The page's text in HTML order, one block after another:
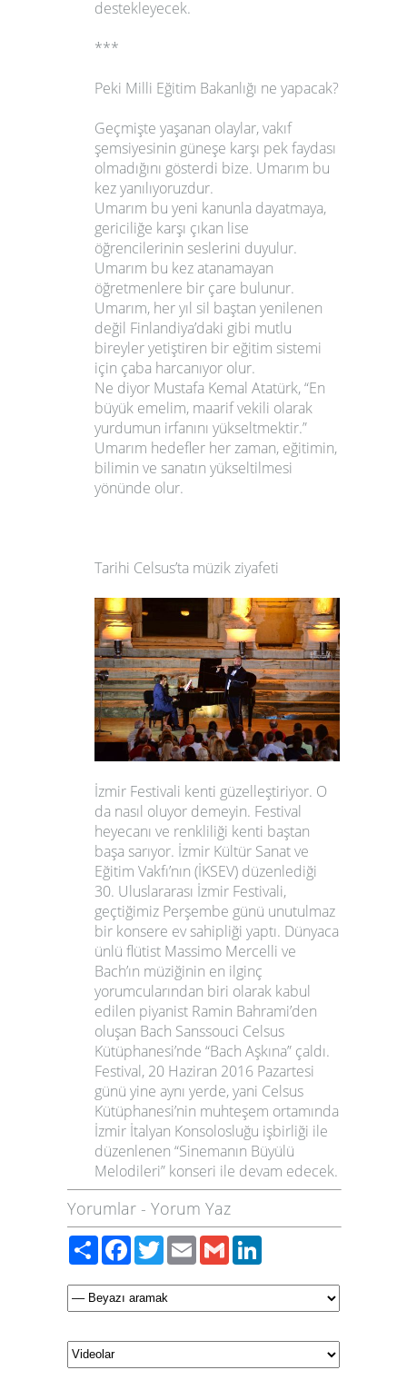
destekleyecek.
***
Peki Milli Eğitim Bakanlığı ne yapacak?
Geçmişte yaşanan olaylar, vakıf
şemsiyesinin güneşe karşı pek faydası
olmadığını gösterdi bize. Umarım bu
kez yanılıyoruzdur.
Umarım bu yeni kanunla dayatmaya,
gericiliğe karşı çıkan lise
öğrencilerinin seslerini duyulur.
Umarım bu kez atanamayan
öğretmenlere bir çare bulunur.
Umarım, her yıl sil baştan yenilenen
değil Finlandiya’daki gibi mutlu
bireyler yetiştiren bir eğitim sistemi
için çaba harcanıyor olur.
Ne diyor Mustafa Kemal Atatürk, “En
büyük emelim, maarif vekili olarak
yurdumun irfanını yükseltmektir.”
Umarım hedefler her zaman, eğitimin,
bilimin ve sanatın yükseltilmesi
yönünde olur.
Tarihi Celsus’ta müzik ziyafeti
İzmir Festivali kenti güzelleştiriyor. O
da nasıl oluyor demeyin. Festival
heyecanı ve renkliliği kenti baştan
başa sarıyor. İzmir Kültür Sanat ve
Eğitim Vakfı’nın (İKSEV) düzenlediği
30. Uluslararası İzmir Festivali,
geçtiğimiz Perşembe günü unutulmaz
bir konsere ev sahipliği yaptı. Dünyaca
ünlü flütist Massimo Mercelli ve
Bach’ın müziğinin en ilginç
yorumcularından biri olarak kabul
edilen piyanist Ramin Bahrami’den
oluşan Bach Sanssouci Celsus
Kütüphanesi’nde “Bach Aşkına” çaldı.
Festival, 20 Haziran 2016 Pazartesi
günü yine aynı yerde, yani Celsus
Kütüphanesi’nin muhteşem ortamında
İzmir İtalyan Konsolosluğu işbirliği ile
düzenlenen “Sinemanın Büyülü
Melodileri” konseri ile devam edecek.
Yorumlar - Yorum Yaz
PaylaşFacebook
TwitterEmailGmail